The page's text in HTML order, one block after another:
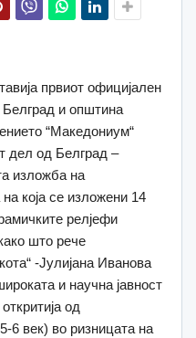
првиот официјален
и општина
“Македониум“
дел од Белград –
изложба на
која се изложени 14
релјефи
што рече
-Јулијана Иванова
и научна јавност
од
6 век) во ризницата на